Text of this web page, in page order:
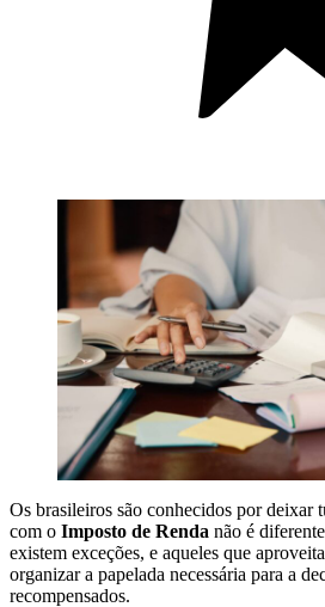
Os brasileiros são conhecidos por deixar
com o Imposto de Renda não é
existem exceções, e aqueles que
organizar a papelada necessária para a
recompensados.